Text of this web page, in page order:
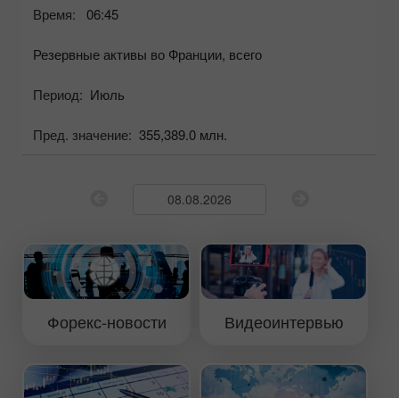
Время: 06:45
Резервные активы во Франции, всего
Период: Июль
Пред. значение: 355,389.0 млн.
Форекс-новости Видеоинтервью